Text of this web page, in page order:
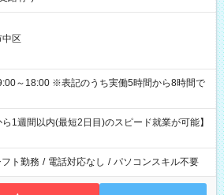
中区
ち実働5時間から8時間で
1週間以内(最短2日目)のスピード就業が可能】
フト勤務 / 電話対応なし / パソコンスキル不要